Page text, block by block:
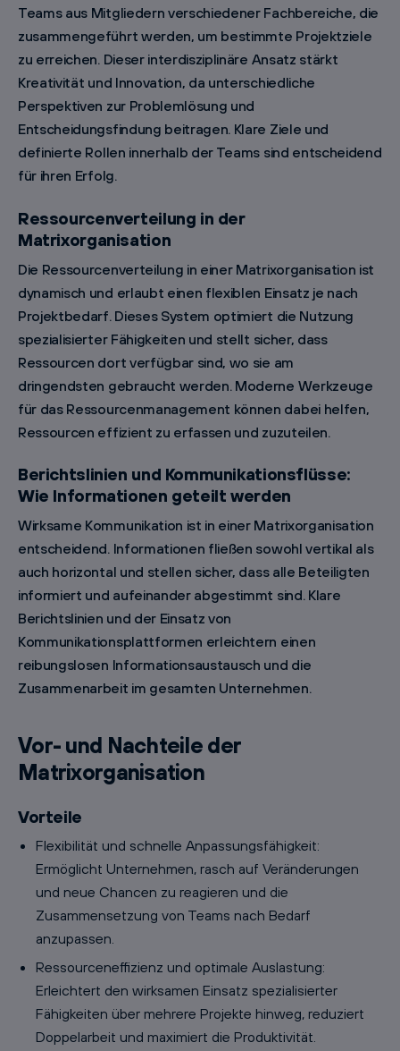
Teams aus Mitgliedern verschiedener Fachbereiche, die
zusammengeführt werden, um bestimmte Projektziele
zu erreichen. Dieser interdisziplinäre Ansatz stärkt
Kreativität und Innovation, da unterschiedliche
Perspektiven zur Problemlösung und
Entscheidungsfindung beitragen. Klare Ziele und
definierte Rollen innerhalb der Teams sind entscheidend
für ihren Erfolg.
Ressourcenverteilung in der
Matrixorganisation
Die Ressourcenverteilung in einer Matrixorganisation ist
dynamisch und erlaubt einen flexiblen Einsatz je nach
Projektbedarf. Dieses System optimiert die Nutzung
spezialisierter Fähigkeiten und stellt sicher, dass
Ressourcen dort verfügbar sind, wo sie am
dringendsten gebraucht werden. Moderne Werkzeuge
für das Ressourcenmanagement können dabei helfen,
Ressourcen effizient zu erfassen und zuzuteilen.
Berichtslinien und Kommunikationsflüsse:
Wie Informationen geteilt werden
Wirksame Kommunikation ist in einer Matrixorganisation
entscheidend. Informationen fließen sowohl vertikal als
auch horizontal und stellen sicher, dass alle Beteiligten
informiert und aufeinander abgestimmt sind. Klare
Berichtslinien und der Einsatz von
Kommunikationsplattformen erleichtern einen
reibungslosen Informationsaustausch und die
Zusammenarbeit im gesamten Unternehmen.
Vor- und Nachteile der
Matrixorganisation
Vorteile
Flexibilität und schnelle Anpassungsfähigkeit:
Ermöglicht Unternehmen, rasch auf Veränderungen
und neue Chancen zu reagieren und die
Zusammensetzung von Teams nach Bedarf
anzupassen.
Ressourceneffizienz und optimale Auslastung:
Erleichtert den wirksamen Einsatz spezialisierter
Fähigkeiten über mehrere Projekte hinweg, reduziert
Doppelarbeit und maximiert die Produktivität.